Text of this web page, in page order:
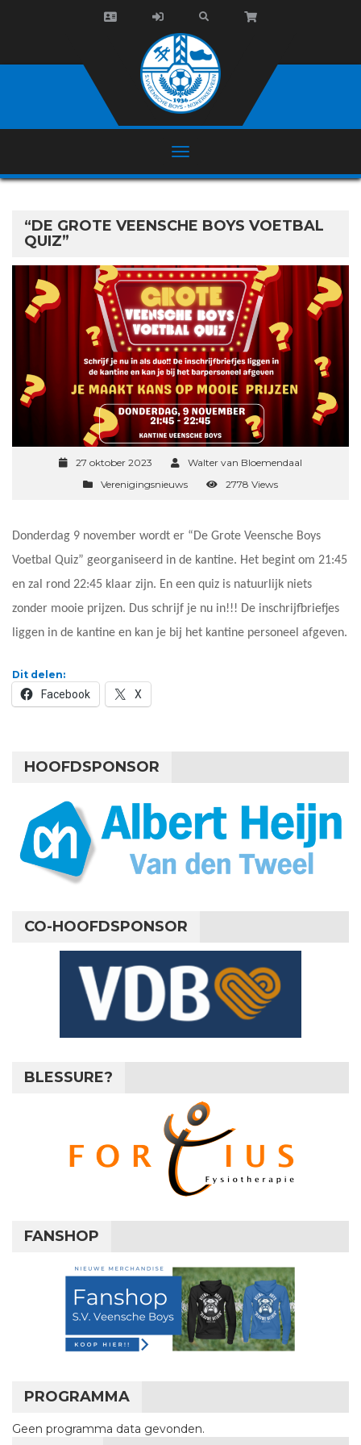
“DE GROTE VEENSCHE BOYS VOETBAL
QUIZ”
27 oktober 2023
Walter van Bloemendaal
Verenigingsnieuws
2778 Views
Donderdag 9 november wordt er “De Grote Veensche Boys
Voetbal Quiz” georganiseerd in de kantine. Het begint om 21:45
en zal rond 22:45 klaar zijn. En een quiz is natuurlijk niets
zonder mooie prijzen. Dus schrijf je nu in!!! De inschrijfbriefjes
liggen in de kantine en kan je bij het kantine personeel afgeven.
Dit delen:
Facebook X
HOOFDSPONSOR
CO-HOOFDSPONSOR
BLESSURE?
FANSHOP
PROGRAMMA
Geen programma data gevonden.